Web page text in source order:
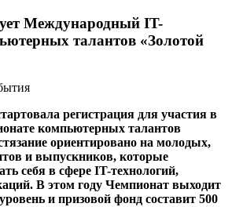
Международный IT-
талантов «Золотой
регистрация для участия в
компьютерных талантов
ориентировано на молодых,
и выпускников, которые
себя в сфере IT-технологий,
В этом году Чемпионат выходит
и призовой фонд составит 500